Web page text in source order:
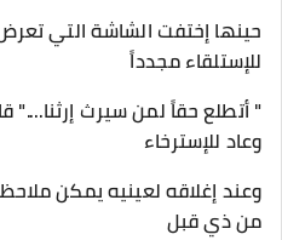
حينها إختفت الشاشة التي
للإستلقاء مجدداً
" أتطلع حقاً لمن سيرث إرثنا...."
وعاد للإسترخاء
وعند إغلاقه لعينيه يمكن
من ذي قبل